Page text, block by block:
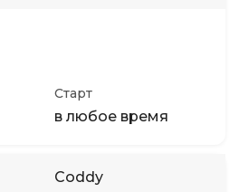
Старт
в любое время
Coddy